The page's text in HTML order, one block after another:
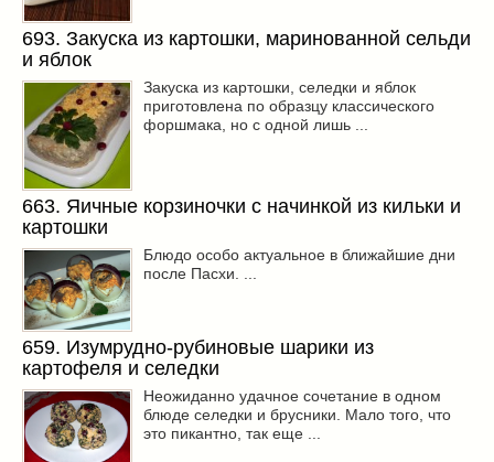
693. Закуска из картошки, маринованной сельди
и яблок
Закуска из картошки, селедки и яблок
приготовлена по образцу классического
форшмака, но с одной лишь ...
663. Яичные корзиночки с начинкой из кильки и
картошки
Блюдо особо актуальное в ближайшие дни
после Пасхи. ...
659. Изумрудно-рубиновые шарики из
картофеля и селедки
Неожиданно удачное сочетание в одном
блюде селедки и брусники. Мало того, что
это пикантно, так еще ...